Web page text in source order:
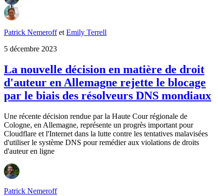
Patrick Nemeroffet Emily Terrell
5 décembre 2023
La nouvelle décision en matière de droit
d'auteur en Allemagne rejette le blocage
par le biais des résolveurs DNS mondiaux
Une récente décision rendue par la Haute Cour régionale de
Cologne, en Allemagne, représente un progrès important pour
Cloudflare et l'Internet dans la lutte contre les tentatives malavisées
d'utiliser le système DNS pour remédier aux violations de droits
d'auteur en ligne
Patrick Nemeroff